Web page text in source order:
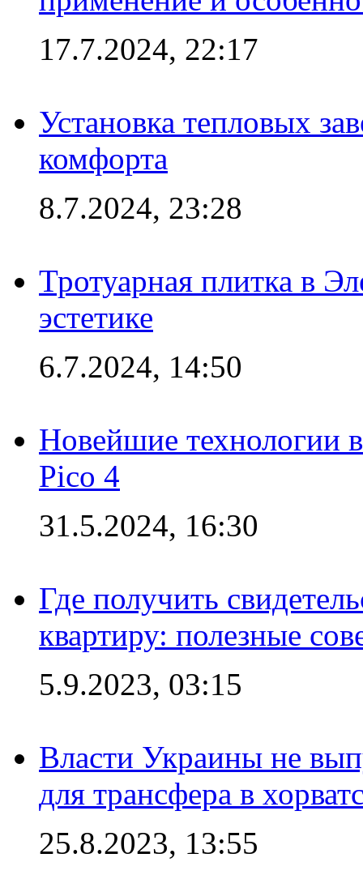
17.7.2024, 22:17
Установка тепловых
комфорта
8.7.2024, 23:28
Тротуарная плитка в
эстетике
6.7.2024, 14:50
Новейшие технологии
Pico 4
31.5.2024, 16:30
Где получить
квартиру: полезные
5.9.2023, 03:15
Власти Украины не
для трансфера в
25.8.2023, 13:55